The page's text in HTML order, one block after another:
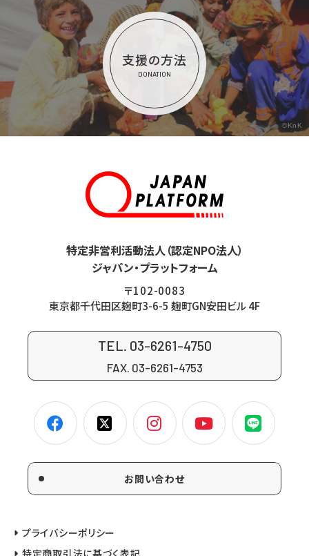
支援の方法
DONATION
©KnK
特定非営利活動法人（認定NPO法人）
ジャパン・プラットフォーム
〒102-0083
東京都千代田区麹町3-6-5 麹町GN安田ビル 4F
TEL. 03-6261-4750
FAX. 03-6261-4753
お問い合わせ
プライバシーポリシー